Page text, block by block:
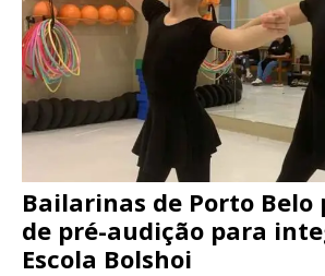
Bailarinas de Porto
de pré-audição para
Escola Bolshoi